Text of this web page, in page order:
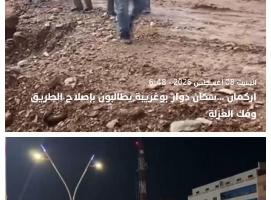
السبت 08 أغسطس 2026 - 6:48
اركمان …سكان دوار بوغريبة يطالبون بإصلاح الطريق
وفك العزلة